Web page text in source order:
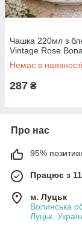
Чашка 220мл з
Vintage Rose
Немає в наявності
287 ₴
Про нас
95%
Працює з
м. Луцьк
Волинська
Луцьк,